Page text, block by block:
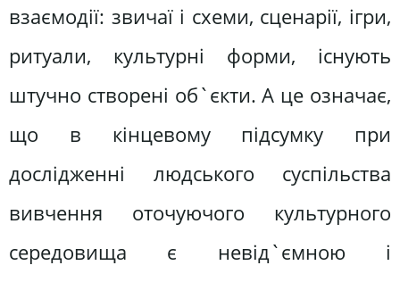
взаємодії: звичаї і схеми, сценарії, ігри,
ритуали, культурні форми, існують
штучно створені об`єкти. А це означає,
що в кінцевому підсумку при
дослідженні людського суспільства
вивчення оточуючого культурного
середовища є невід`ємною і